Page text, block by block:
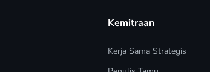
Kemitraan
Kerja Sama Strategis